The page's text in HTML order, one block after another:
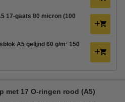
17-gaats 80 micron (100
A5 gelijnd 60 g/m² 150
met 17 O-ringen rood (A5)